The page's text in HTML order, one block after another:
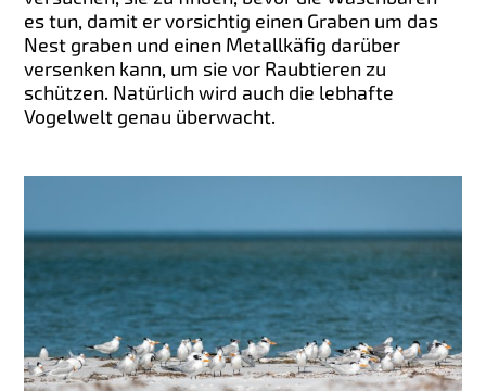
es tun, damit er vorsichtig einen Graben um das
Nest graben und einen Metallkäfig darüber
versenken kann, um sie vor Raubtieren zu
schützen. Natürlich wird auch die lebhafte
Vogelwelt genau überwacht.